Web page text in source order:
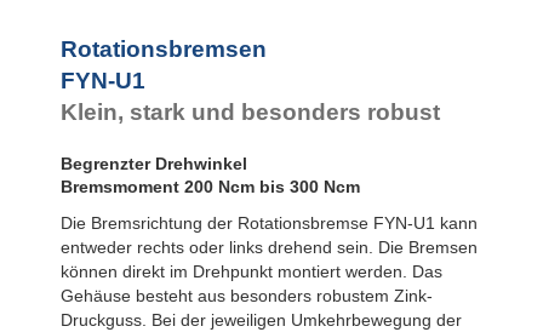
FYN-S1
FYT-LA3 und FYN-LA3
Rotationsbremsen
FYN-U1
Klein, stark und besonders robust
Begrenzter Drehwinkel
Bremsmoment 200 Ncm bis 300 Ncm
Die Bremsrichtung der Rotationsbremse FYN-U1 kann
entweder rechts oder links drehend sein. Die Bremsen
können direkt im Drehpunkt montiert werden. Das
Gehäuse besteht aus besonders robustem Zink-
Druckguss. Bei der jeweiligen Umkehrbewegung der